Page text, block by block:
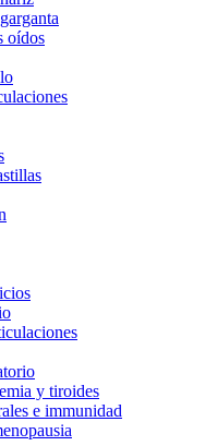
oídos
y tiroides
e immunidad